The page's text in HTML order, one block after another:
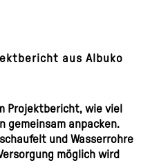
aus Albuko
Projektbericht, wie viel
gemeinsam anpacken.
und Wasserrohre
möglich wird